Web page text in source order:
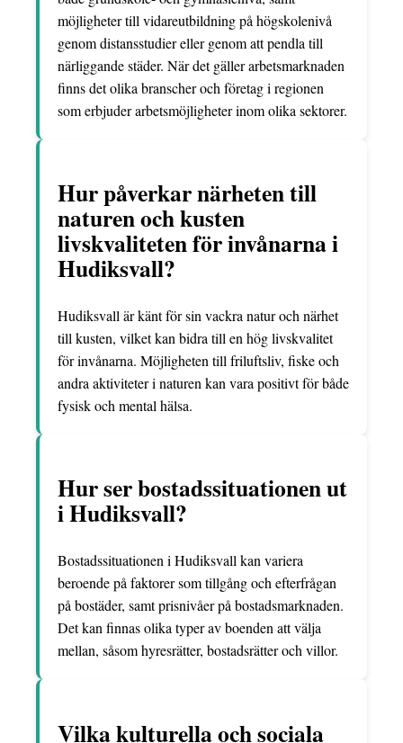
möjligheter till vidareutbildning på högskolenivå
genom distansstudier eller genom att pendla till
närliggande städer. När det gäller arbetsmarknaden
finns det olika branscher och företag i regionen
som erbjuder arbetsmöjligheter inom olika sektorer.
Hur påverkar närheten till
naturen och kusten
livskvaliteten för invånarna i
Hudiksvall?
Hudiksvall är känt för sin vackra natur och närhet
till kusten, vilket kan bidra till en hög livskvalitet
för invånarna. Möjligheten till friluftsliv, fiske och
andra aktiviteter i naturen kan vara positivt för både
fysisk och mental hälsa.
Hur ser bostadssituationen ut
i Hudiksvall?
Bostadssituationen i Hudiksvall kan variera
beroende på faktorer som tillgång och efterfrågan
på bostäder, samt prisnivåer på bostadsmarknaden.
Det kan finnas olika typer av boenden att välja
mellan, såsom hyresrätter, bostadsrätter och villor.
Vilka kulturella och sociala